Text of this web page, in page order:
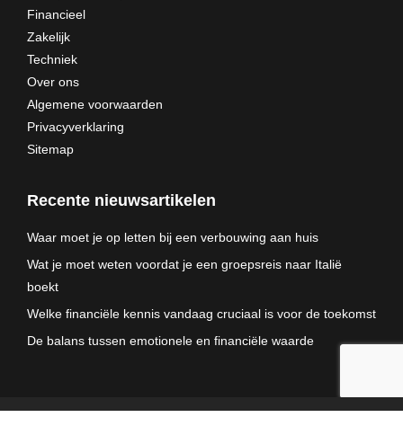
Financieel
Zakelijk
Techniek
Over ons
Algemene voorwaarden
Privacyverklaring
Sitemap
Recente nieuwsartikelen
Waar moet je op letten bij een verbouwing aan huis
Wat je moet weten voordat je een groepsreis naar Italië
boekt
Welke financiële kennis vandaag cruciaal is voor de toekomst
De balans tussen emotionele en financiële waarde
© RCW Web - 2025. All rights reserved.